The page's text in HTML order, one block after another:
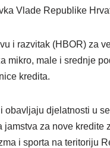
Vlade Republike
i razvitak (HBOR) za
male i srednje
kredita.
djelatnosti u
za nove kredite
i sporta na teritoriju